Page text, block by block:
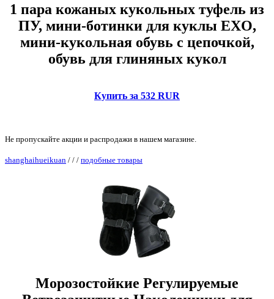
1 пара кожаных кукольных туфель из
ПУ, мини-ботинки для куклы EXO,
мини-кукольная обувь с цепочкой,
обувь для глиняных кукол
Купить за 532 RUR
Не пропускайте акции и распродажи в нашем магазине.
shanghaihueikuan / / / подобные товары
Морозостойкие Регулируемые